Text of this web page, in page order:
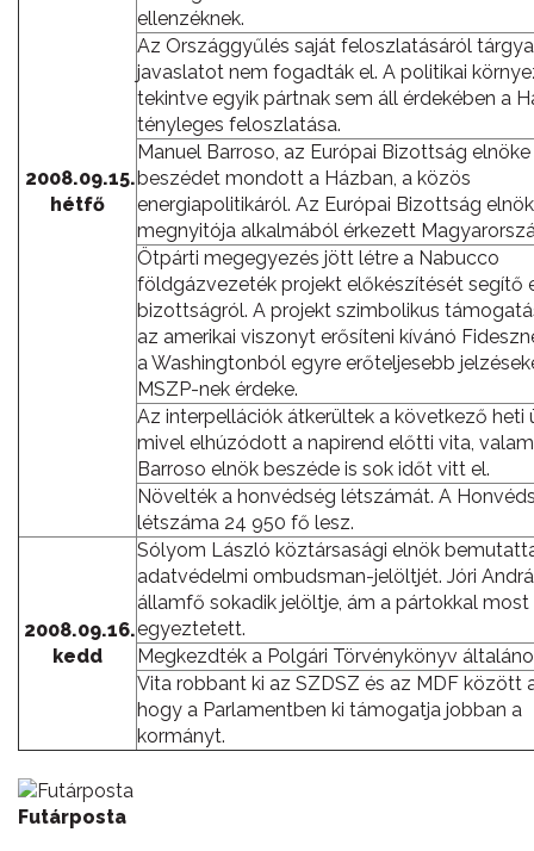
2008.09.15.
hétfő
ellenzéknek.
Az Országgyűlés saját feloszlatásáról
javaslatot nem fogadták el. A politikai
tekintve egyik pártnak sem áll érdekében a
tényleges feloszlatása.
Manuel Barroso, az Európai Bizottság elnöke
beszédet mondott a Házban, a közös
energiapolitikáról. Az Európai Bizottság
megnyitója alkalmából érkezett
Ötpárti megegyezés jött létre a Nabucco
földgázvezeték projekt előkészítését segítő
bizottságról. A projekt szimbolikus
az amerikai viszonyt erősíteni kívánó
a Washingtonból egyre erőteljesebb
MSZP-nek érdeke.
Az interpellációk átkerültek a következő heti
mivel elhúzódott a napirend előtti vita,
Barroso elnök beszéde is sok időt vitt el.
Növelték a honvédség létszámát. A
létszáma 24 950 fő lesz.
2008.09.16.
kedd
Sólyom László köztársasági elnök
adatvédelmi ombudsman-jelöltjét. Jóri
államfő sokadik jelöltje, ám a pártokkal most
egyeztetett.
Megkezdték a Polgári Törvénykönyv
Vita robbant ki az SZDSZ és az MDF között
hogy a Parlamentben ki támogatja jobban a
kormányt.
Futárposta